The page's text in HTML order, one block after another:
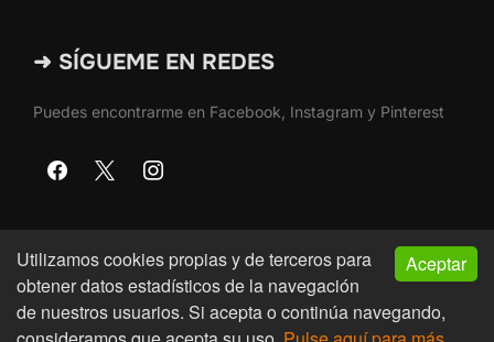
Aceptar
Utilizamos cookies propias y de terceros para
obtener datos estadísticos de la navegación
de nuestros usuarios. Si acepta o continúa navegando,
➜ SÍGUEME EN REDES
Puedes encontrarme en Facebook, Instagram y Pinterest
Copyright © 2026 · Martín Nieto · Morón de la Frontera
(Sevilla)